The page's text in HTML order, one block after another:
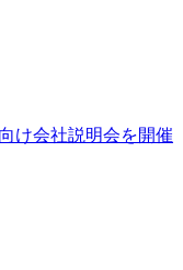
け会社説明会を開催